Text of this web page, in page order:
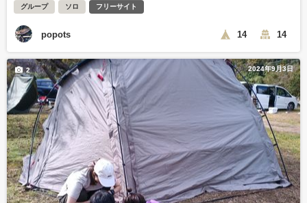
グループ ソロ フリーサイト
popots 14 14
2024年9月3日
2